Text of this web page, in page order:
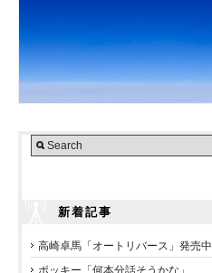
新着記事
高崎卓馬「オートリバース」発売中
ポッキー「何本分話そうかな」